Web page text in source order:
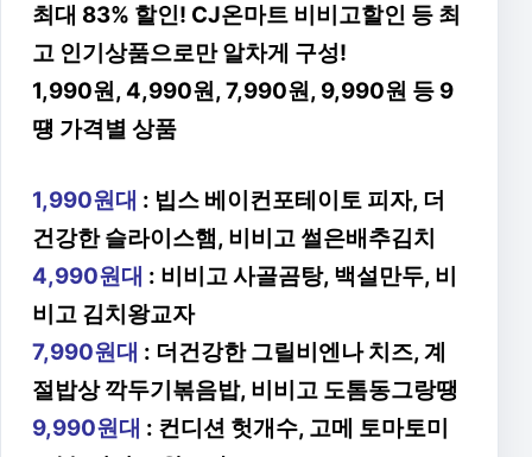
최대 83% 할인! CJ온마트 비비고할인 등 최
고 인기상품으로만 알차게 구성!
1,990원, 4,990원, 7,990원, 9,990원 등 9
떙 가격별 상품
1,990원대 : 빕스 베이컨포테이토 피자, 더
건강한 슬라이스햄, 비비고 썰은배추김치
4,990원대 : 비비고 사골곰탕, 백설만두, 비
비고 김치왕교자
7,990원대 : 더건강한 그릴비엔나 치즈, 계
절밥상 깍두기볶음밥, 비비고 도톰동그랑땡
9,990원대 : 컨디션 헛개수, 고메 토마토미